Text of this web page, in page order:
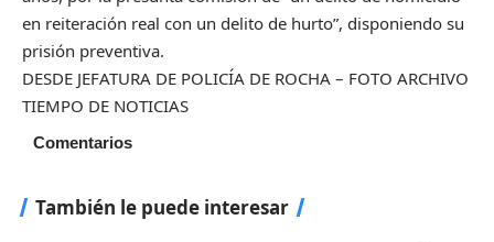
en reiteración real con un delito de hurto”, disponiendo su
prisión preventiva.
DESDE JEFATURA DE POLICÍA DE ROCHA – FOTO ARCHIVO
TIEMPO DE NOTICIAS
Comentarios
También le puede interesar